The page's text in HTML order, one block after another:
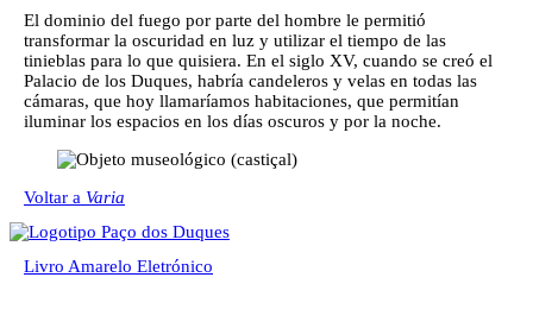
El dominio del fuego por parte del hombre le permitió
transformar la oscuridad en luz y utilizar el tiempo de las
tinieblas para lo que quisiera. En el siglo XV, cuando se creó el
Palacio de los Duques, habría candeleros y velas en todas las
cámaras, que hoy llamaríamos habitaciones, que permitían
iluminar los espacios en los días oscuros y por la noche.
Voltar a Varia
Livro Amarelo Eletrónico